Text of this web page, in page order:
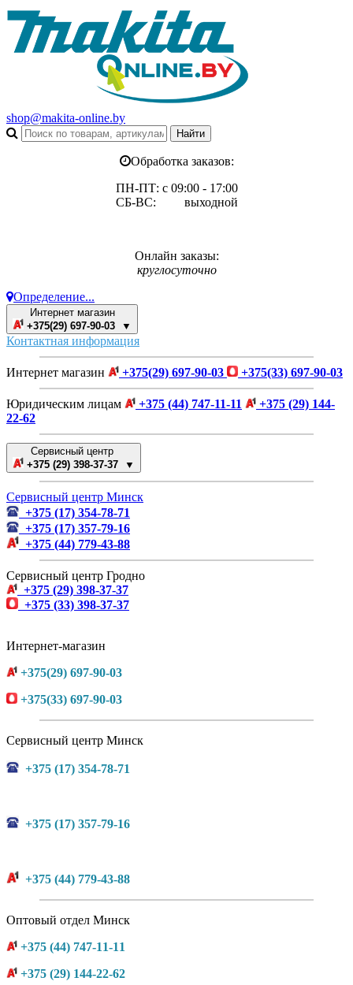
shop@makita-online.by
Обработка заказов:
ПН-ПТ: с 09:00 - 17:00
СБ-ВС: выходной
Онлайн заказы:
круглосуточно
Определение...
Интернет магазин
+375(29) 697-90-03 ▼
Контактная информация
Интернет магазин +375(29) 697-90-03 +375(33) 697-90-03
Юридическим лицам +375 (44) 747-11-11
+375 (29) 144-
22-62
Сервисный центр
+375 (29) 398-37-37 ▼
Сервисный центр Минск
+375 (17) 354-78-71
+375 (17) 357-79-16
+375 (44) 779-43-88
Сервисный центр Гродно
+375 (29) 398-37-37
+375 (33) 398-37-37
Интернет-магазин
+375(29) 697-90-03
+375(33) 697-90-03
Сервисный центр Минск
+375 (17) 354-78-71
+375 (17) 357-79-16
+375 (44) 779-43-88
Оптовый отдел Минск
+375 (44) 747-11-11
+375 (29) 144-22-62